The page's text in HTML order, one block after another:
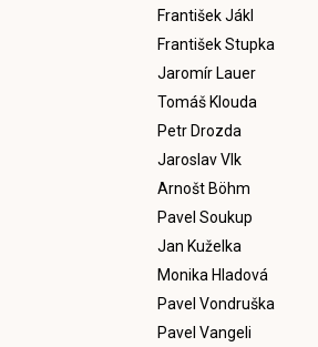
František Jákl
František Stupka
Jaromír Lauer
Tomáš Klouda
Petr Drozda
Jaroslav Vlk
Arnošt Böhm
Pavel Soukup
Jan Kuželka
Monika Hladová
Pavel Vondruška
Pavel Vangeli